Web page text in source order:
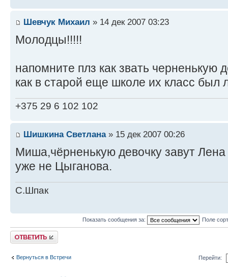
Шевчук Михаил » 14 дек 2007 03:23
Молодцы!!!!!
напомните плз как звать черненькую
как в старой еще школе их класс был
+375 29 6 102 102
Шишкина Светлана» 15 дек 2007 00:26
Миша,чёрненькую девочку завут
уже не Цыганова.
С.Шпак
Показать сообщения за: Поле
Ответить
Вернуться в Встречи Перейти: